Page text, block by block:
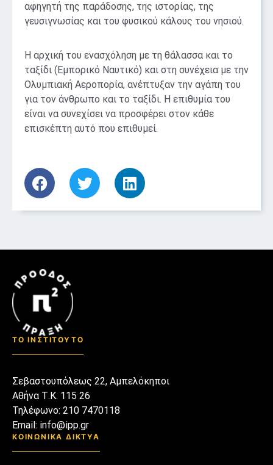
αφηγητή της παράδοσης, της ιστορίας, της
γευσιγνωσίας και του φυσικού κάλους του νησιού.
Η αρχική του ενασχόληση με τη θάλασσα και το
ταξίδι (Εμπορικό Ναυτικό) και στη συνέχεια με την
Ολυμπιακή Αεροπορία, ανέπτυξαν την αγάπη του
για τον άνθρωπο και το ταξίδι. Η επιθυμία του
είναι να συνεχίσει να προσφέρει στον κάθε
επισκέπτη αυτό που επιθυμεί.
ΤΟ ΙΝΣΤΙΤΟΥΤΟ
Σεβαστουπόλεως 22, Αμπελόκηποι
Αθήνα Τ.Κ. 115 26
Τηλέφωνο: 210 7470118
Email: info@ipp.gr
ΚΟΙΝΩΝΙΚΑ ΔΙΚΤΥΑ